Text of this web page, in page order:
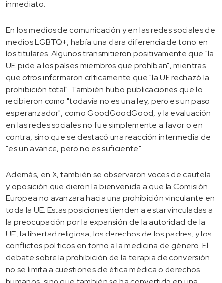
inmediato.
En los medios de comunicación y en las redes sociales de
medios LGBTQ+, había una clara diferencia de tono en
los titulares. Algunos transmitieron positivamente que "la
UE pide a los países miembros que prohíban", mientras
que otros informaron críticamente que "la UE rechazó la
prohibición total". También hubo publicaciones que lo
recibieron como "todavía no es una ley, pero es un paso
esperanzador", como GoodGoodGood, y la evaluación
en las redes sociales no fue simplemente a favor o en
contra, sino que se destacó una reacción intermedia de
"es un avance, pero no es suficiente".
Además, en X, también se observaron voces de cautela
y oposición que dieron la bienvenida a que la Comisión
Europea no avanzara hacia una prohibición vinculante en
toda la UE. Estas posiciones tienden a estar vinculadas a
la preocupación por la expansión de la autoridad de la
UE, la libertad religiosa, los derechos de los padres, y los
conflictos políticos en torno a la medicina de género. El
debate sobre la prohibición de la terapia de conversión
no se limita a cuestiones de ética médica o derechos